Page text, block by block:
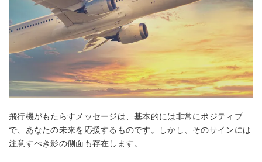
飛行機がもたらすメッセージは、基本的には非常にポジティブ
で、あなたの未来を応援するものです。しかし、そのサインには
注意すべき影の側面も存在します。